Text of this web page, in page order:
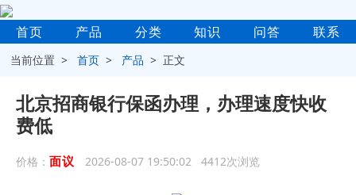
首页 产品 分类 知识 问答 联系
当前位置 >首页 > 产品 > 正文
北京招商银行保函办理，办理速度快收
费低
价格： 面议 2026-08-07 19:50:02 4412次浏览